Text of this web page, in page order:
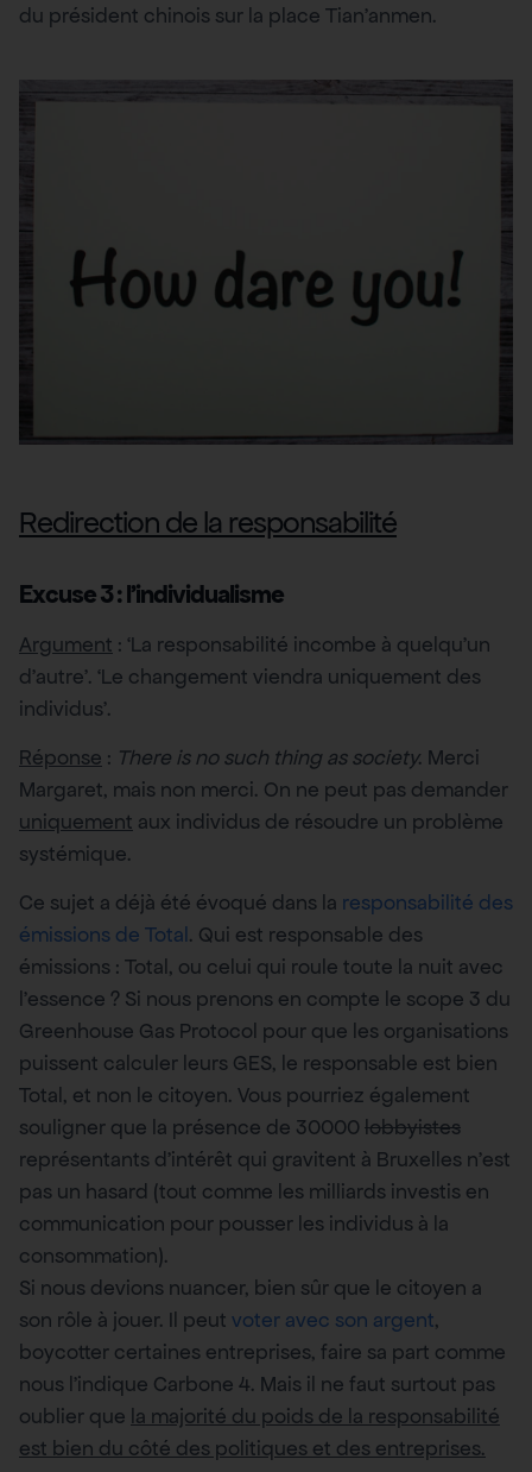
du président chinois sur la place Tian’anmen.
Redirection de la responsabilité
Excuse 3 : l’individualisme
Argument : ‘La responsabilité incombe à quelqu’un
d’autre’. ‘Le changement viendra uniquement des
individus’.
Réponse : There is no such thing as society. Merci
Margaret, mais non merci. On ne peut pas demander
uniquement aux individus de résoudre un problème
systémique.
Ce sujet a déjà été évoqué dans la responsabilité des
émissions de Total. Qui est responsable des
émissions : Total, ou celui qui roule toute la nuit avec
l’essence ? Si nous prenons en compte le scope 3 du
Greenhouse Gas Protocol pour que les organisations
puissent calculer leurs GES, le responsable est bien
Total, et non le citoyen. Vous pourriez également
souligner que la présence de 30000 lobbyistes
représentants d’intérêt qui gravitent à Bruxelles n’est
pas un hasard (tout comme les milliards investis en
communication pour pousser les individus à la
consommation).
Si nous devions nuancer, bien sûr que le citoyen a
son rôle à jouer. Il peut voter avec son argent,
boycotter certaines entreprises, faire sa part comme
nous l’indique Carbone 4. Mais il ne faut surtout pas
oublier que la majorité du poids de la responsabilité
est bien du côté des politiques et des entreprises.